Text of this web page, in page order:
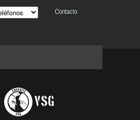
Contacto